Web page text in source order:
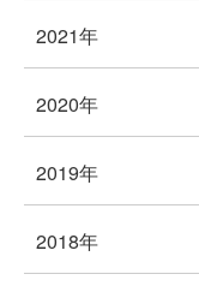
2021年
2020年
2019年
2018年